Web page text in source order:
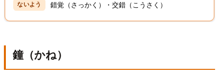
錯覚（さっかく）・交錯（こうさく）
鐘（かね）